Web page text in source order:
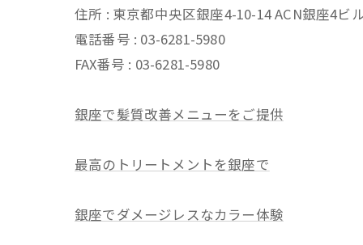
住所 : 東京都中央区銀座4-10-14 ACN銀座4ビ
電話番号 : 03-6281-5980
FAX番号 : 03-6281-5980
銀座で髪質改善メニューをご提供
最高のトリートメントを銀座で
銀座でダメージレスなカラー体験